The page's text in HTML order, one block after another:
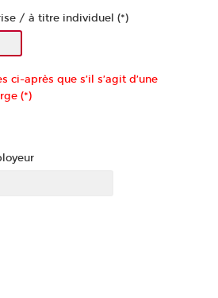
/ à titre individuel (*)
ci-après que s’il s’agit d’une
(*)